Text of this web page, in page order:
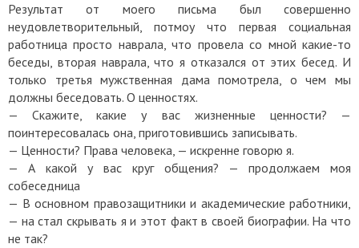
Результат от моего письма был совершенно
неудовлетворительный, потмоу что первая социальная
работница просто наврала, что провела со мной какие-то
беседы, вторая наврала, что я отказался от этих бесед. И
только третья мужственная дама помотрела, о чем мы
должны беседовать. О ценностях.
— Скажите, какие у вас жизненные ценности? —
поинтересовалась она, приготовившись записывать.
— Ценности? Права человека, — искренне говорю я.
— А какой у вас круг общения? — продолжаем моя
собеседница
— В основном правозащитники и академические работники,
— на стал скрывать я и этот факт в своей биографии. На что
не так?